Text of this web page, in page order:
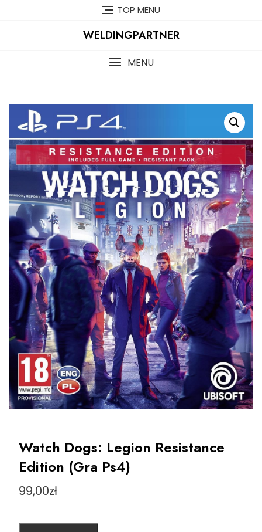
TOP MENU
WELDINGPARTNER
MENU
Watch Dogs: Legion Resistance
Edition (Gra Ps4)
99,00zł